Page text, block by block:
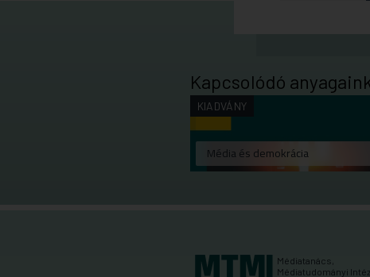
Kapcsolódó anyagaink
KIADVÁNY
Média és demokrácia
Médiatanács,
Médiatudományi